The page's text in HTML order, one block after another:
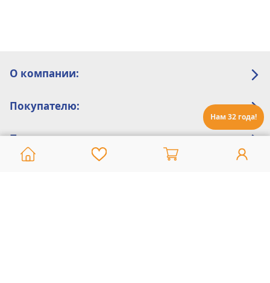
Нам 32 года!
О компании:
Покупателю:
Помощь: